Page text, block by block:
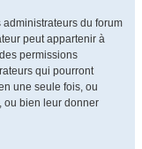
administrateurs du forum
peut appartenir à
permissions
qui pourront
une seule fois, ou
ou bien leur donner